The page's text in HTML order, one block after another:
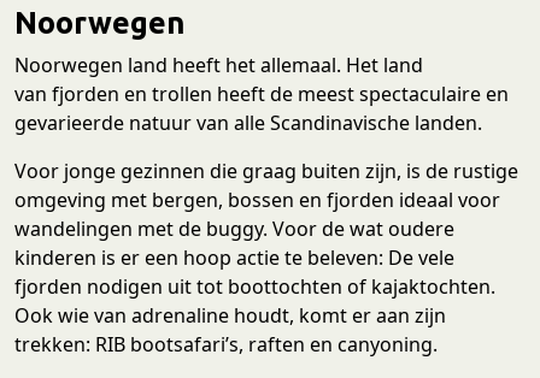
Noorwegen
Noorwegen land heeft het allemaal. Het land
van fjorden en trollen heeft de meest spectaculaire en
gevarieerde natuur van alle Scandinavische landen.
Voor jonge gezinnen die graag buiten zijn, is de rustige
omgeving met bergen, bossen en fjorden ideaal voor
wandelingen met de buggy. Voor de wat oudere
kinderen is er een hoop actie te beleven: De vele
fjorden nodigen uit tot boottochten of kajaktochten.
Ook wie van adrenaline houdt, komt er aan zijn
trekken: RIB bootsafari’s, raften en canyoning.